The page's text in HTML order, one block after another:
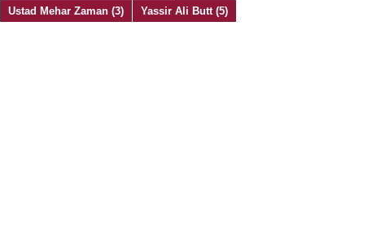
Ustad Mehar Zaman (3) Yassir Ali Butt(5)